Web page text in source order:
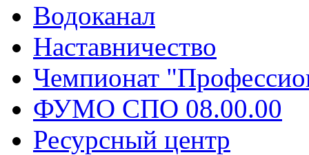
Водоканал
Наставничество
Чемпионат
ФУМО СПО 08.00.00
Ресурсный центр